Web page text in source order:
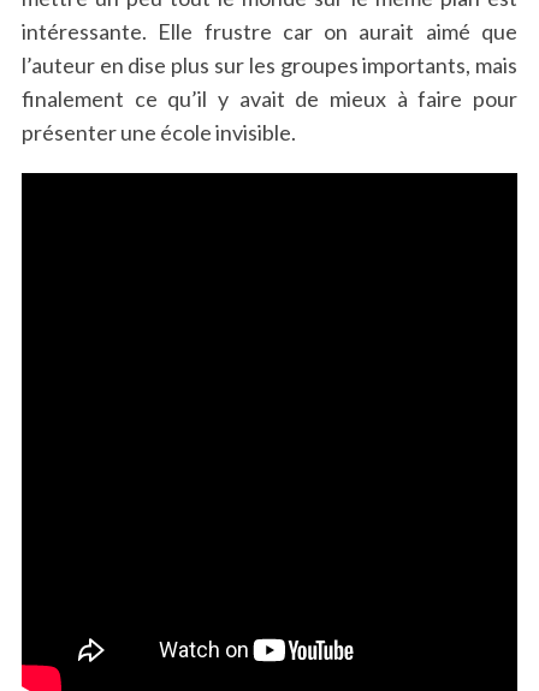
intéressante. Elle frustre car on aurait aimé que
l’auteur en dise plus sur les groupes importants, mais
finalement ce qu’il y avait de mieux à faire pour
présenter une école invisible.